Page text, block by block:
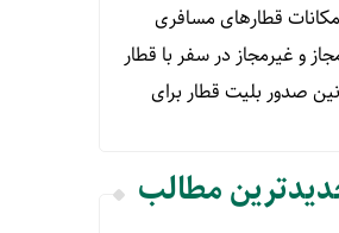
قطارهای مسافری
و غیرمجاز در سفر با قطار
صدور بلیت قطار برای
مطالب